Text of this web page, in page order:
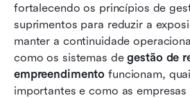
fortalecendo os princípios de
suprimentos para reduzir a
manter a continuidade
como os sistemas de gestão de
empreendimento funcionam,
importantes e como as